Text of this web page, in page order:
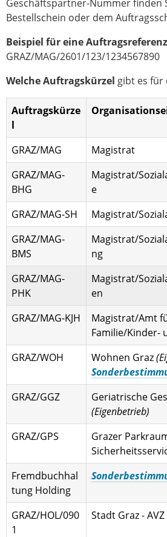
Geschäftspartner-Nummer finden
Bestellschein oder dem
Beispiel für eine Auftragsreferenz
GRAZ/MAG/2601/123/1234567890
Welche Auftragskürzel gibt es für
Auftragskürze
l
GRAZ/MAG
Magistrat
GRAZ/MAG-
BHG
Magistrat/
e
GRAZ/MAG-SH
Magistrat/
GRAZ/MAG-
BMS
Magistrat/
ng
GRAZ/MAG-
PHK
Magistrat/
en
GRAZ/MAG-KJH
Magistrat/Amt
Familie/Kinder-
GRAZ/WOH
Wohnen Graz
GRAZ/GGZ
Geriatrische
(Eigenbetrieb)
GRAZ/GPS
Grazer
Fremdbuchhal
tung Holding
GRAZ/HOL/090
1
Stadt Graz -